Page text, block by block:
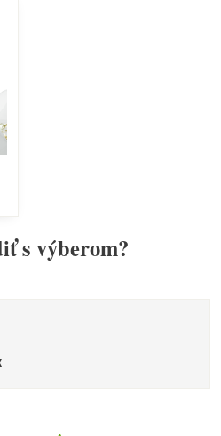
s výberom?